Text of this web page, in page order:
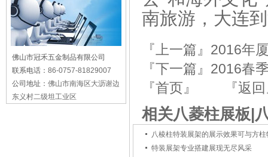
南旅游，大连
『上一篇』 2016年
『下一篇』 2016春
『首页』
『返
相关八菱柱展板|
八棱柱特装展架的展示效果可与方
特装展架专业搭建展现无尽风采
佛山市冠禾五金制品有限公司
联系电话： 86-0757-81829007
公司地址： 佛山市南海区大沥谢边
东义村二级坦工业区